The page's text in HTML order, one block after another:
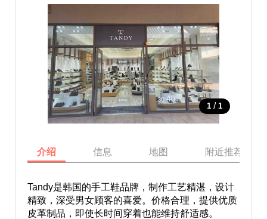
1 / 1
介绍 信息 地图 附近推荐景点
Tandy是韩国的手工鞋品牌，制作工艺精湛，设计
精致，深受男女顾客的喜爱。价格合理，提供优质
皮革制品，即使长时间穿着也能维持舒适感。